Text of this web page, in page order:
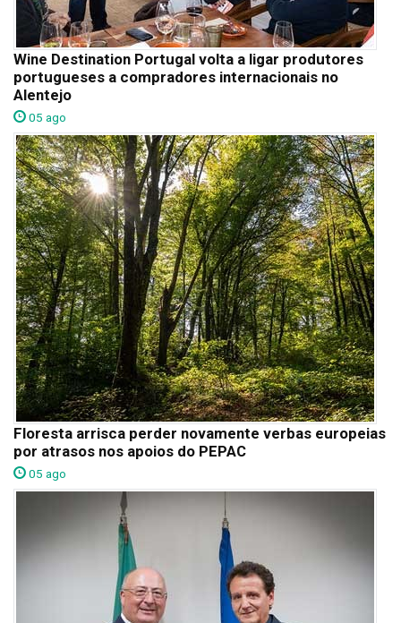
Wine Destination Portugal volta a ligar produtores
portugueses a compradores internacionais no
Alentejo
05 ago
Floresta arrisca perder novamente verbas europeias
por atrasos nos apoios do PEPAC
05 ago